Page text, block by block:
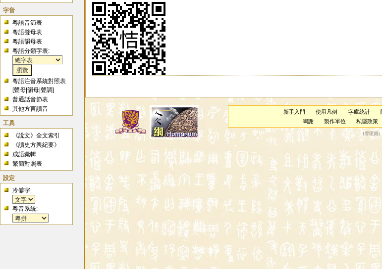
字音
粵語音節表
粵語聲母表
粵語韻母表
粵語分類字表:
粵語注音系統對照表
[聲母 |韻母 |聲調]
普通話音節表
其他方言讀音
工具
《說文》全文索引
《讀史方輿紀要》
成語彙輯
繁簡對照表
設定
冷僻字:
粵音系統:
新手入門 使用凡例 字庫統計
鳴謝
製作單位 私隱政策
（管理員 ）